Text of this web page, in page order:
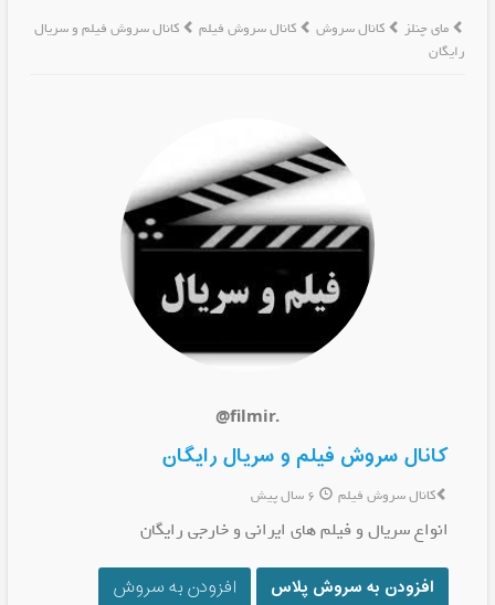
مای چنلز کانال سروش کانال سروش فیلم
کانال سروش فیلم و سریال
رایگان
@filmir.
کانال سروش فیلم و سریال رایگان
کانال سروش فیلم
انواع سریال و فیلم های ایرانی و خارجی رایگان
افزودن به سروش پلاس افزودن به سروش